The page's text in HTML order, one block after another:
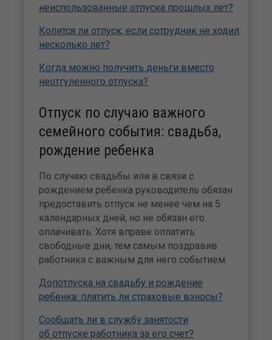
неиспользованные отпуска прошлых лет?
Копится ли отпуск, если сотрудник не ходил
несколько лет?
Когда можно получить деньги вместо
неотгуленного отпуска?
Отпуск по случаю важного
семейного события: свадьба,
рождение ребенка
По случаю свадьбы или в связи с
рождением ребенка руководитель обязан
предоставить отпуск не менее чем на 5
календарных дней, но не обязан его
оплачивать. Хотя вправе оплатить
свободные дни, тем самым поздравив
работника с важным для него событием.
Допотпуска на свадьбу и рождение
ребенка: платить ли страховые взносы?
Сообщать ли в службу занятости
об отпуске работника за его счет?